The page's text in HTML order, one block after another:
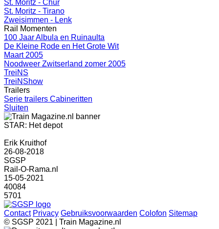
St. Moritz - Chur
St. Moritz - Tirano
Zweisimmen - Lenk
Rail Momenten
100 Jaar Albula en Ruinaulta
De Kleine Rode en Het Grote Wit
Maart 2005
Noodweer Zwitserland zomer 2005
TreiNS
TreiNShow
Trailers
Serie trailers Cabineritten
Sluiten
STAR: Het depot
Erik Kruithof
26-08-2018
SGSP
Rail-O-Rama.nl
15-05-2021
40084
5701
Contact Privacy Gebruiksvoorwaarden Colofon Sitemap
© SGSP 2021 | Train Magazine.nl